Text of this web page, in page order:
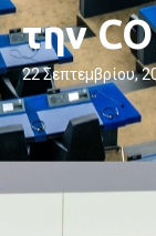
την
22 Σεπτεμβρίου,